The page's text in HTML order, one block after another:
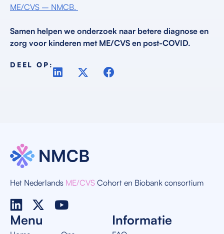
ME/CVS – NMCB.
Samen helpen we onderzoek naar betere diagnose en
zorg voor kinderen met ME/CVS en post-COVID.
DEEL OP:
Het Nederlands ME/CVS Cohort en Biobank consortium
Menu Informatie